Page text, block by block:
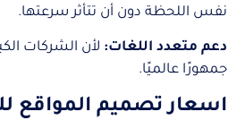
نفس اللحظة دون أن تتأثر سرعتها.
دعم متعدد اللغات: لأن الشركات
جمهورًا عالميًا.
اسعار تصميم المواقع